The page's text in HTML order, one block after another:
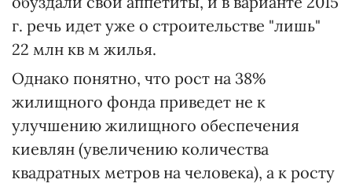
г. речь идет уже о строительстве "лишь"
22 млн кв м жилья.
Однако понятно, что рост на 38%
жилищного фонда приведет не к
улучшению жилищного обеспечения
киевлян (увеличению количества
квадратных метров на человека), а к росту